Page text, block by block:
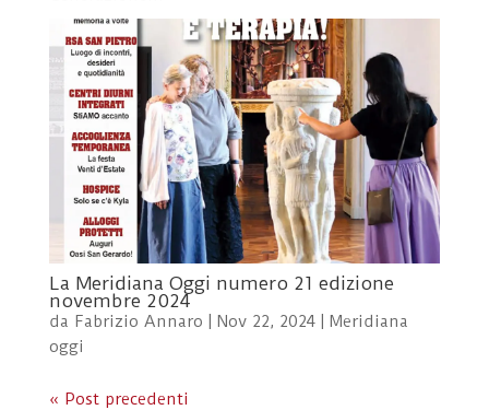
La Meridiana Oggi numero 21 edizione
novembre 2024
da Fabrizio Annaro Nov 22, 2024| Meridiana
oggi
« Post precedenti